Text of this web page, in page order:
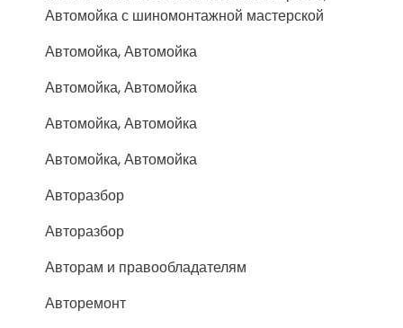
Автомойка с шиномонтажной мастерской
Автомойка, Автомойка
Автомойка, Автомойка
Автомойка, Автомойка
Автомойка, Автомойка
Авторазбор
Авторазбор
Авторам и правообладателям
Авторемонт